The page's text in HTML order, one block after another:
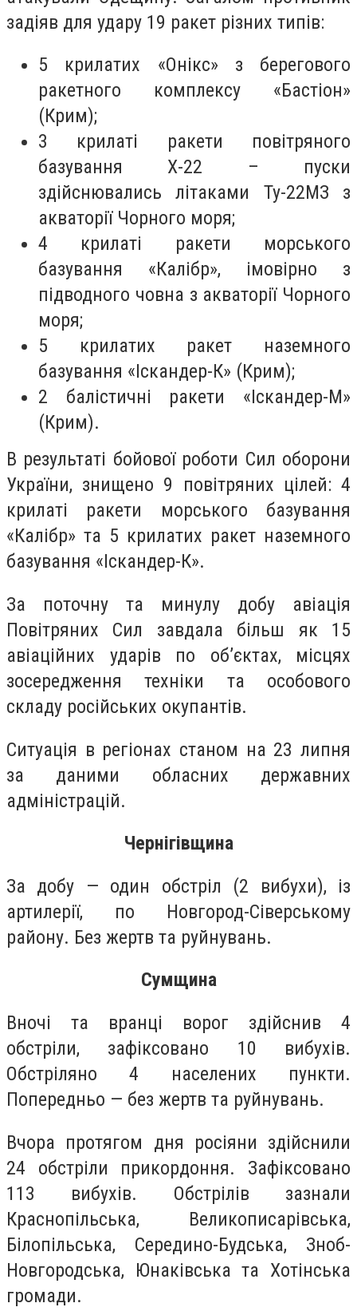
задіяв для удару 19 ракет різних типів:
5 крилатих «Онікс» з берегового
ракетного комплексу «Бастіон»
(Крим);
3 крилаті ракети повітряного
базування Х-22 – пуски
здійснювались літаками Ту-22МЗ з
акваторії Чорного моря;
4 крилаті ракети морського
базування «Калібр», імовірно з
підводного човна з акваторії Чорного
моря;
5 крилатих ракет наземного
базування «Іскандер-К» (Крим);
2 балістичні ракети «Іскандер-М»
(Крим).
В результаті бойової роботи Сил оборони
України, знищено 9 повітряних цілей: 4
крилаті ракети морського базування
«Калібр» та 5 крилатих ракет наземного
базування «Іскандер-К».
За поточну та минулу добу авіація
Повітряних Сил завдала більш як 15
авіаційних ударів по об’єктах, місцях
зосередження техніки та особового
складу російських окупантів.
Ситуація в регіонах станом на 23 липня
за даними обласних державних
адміністрацій.
Чернігівщина
За добу — один обстріл (2 вибухи), із
артилерії, по Новгород-Сіверському
району. Без жертв та руйнувань.
Сумщина
Вночі та вранці ворог здійснив 4
обстріли, зафіксовано 10 вибухів.
Обстріляно 4 населених пункти.
Попередньо — без жертв та руйнувань.
Вчора протягом дня росіяни здійснили
24 обстріли прикордоння. Зафіксовано
113 вибухів. Обстрілів зазнали
Краснопільська, Великописарівська,
Білопільська, Середино-Будська, Зноб-
Новгородська, Юнаківська та Хотінська
громади.